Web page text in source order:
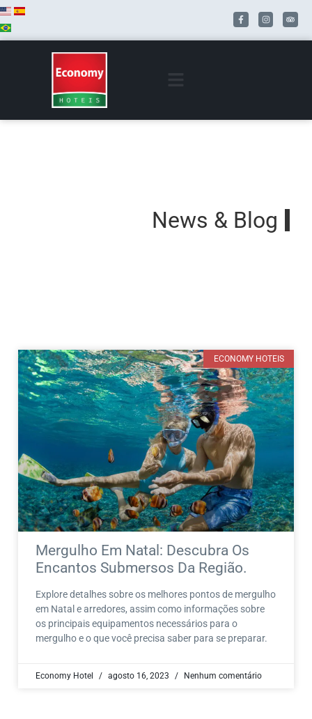
News & Blog
ECONOMY HOTEIS
Mergulho Em Natal: Descubra Os
Encantos Submersos Da Região.
Explore detalhes sobre os melhores pontos de mergulho
em Natal e arredores, assim como informações sobre
os principais equipamentos necessários para o
mergulho e o que você precisa saber para se preparar.
Economy Hotel agosto 16, 2023 Nenhum comentário